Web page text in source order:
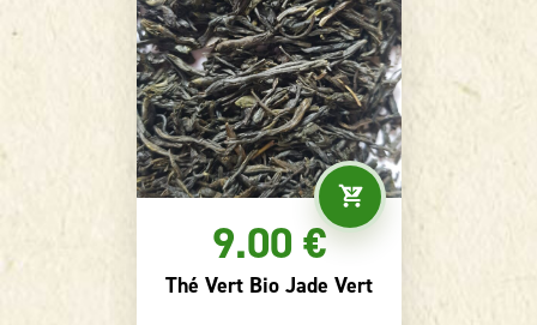
9.30 €
Thé Vert Bio Fraîcheur